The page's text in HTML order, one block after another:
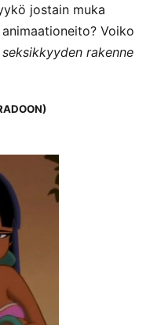
jostain muka
Voiko
rakenne